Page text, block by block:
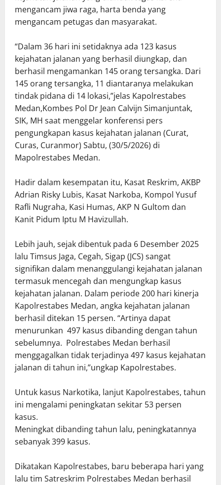
mengancam jiwa raga, harta benda yang
mengancam petugas dan masyarakat.
“Dalam 36 hari ini setidaknya ada 123 kasus
kejahatan jalanan yang berhasil diungkap, dan
berhasil mengamankan 145 orang tersangka. Dari
145 orang tersangka, 11 diantaranya melakukan
tindak pidana di 14 lokasi,”jelas Kapolrestabes
Medan,Kombes Pol Dr Jean Calvijn Simanjuntak,
SIK, MH saat menggelar konferensi pers
pengungkapan kasus kejahatan jalanan (Curat,
Curas, Curanmor) Sabtu, (30/5/2026) di
Mapolrestabes Medan.
Hadir dalam kesempatan itu, Kasat Reskrim, AKBP
Adrian Risky Lubis, Kasat Narkoba, Kompol Yusuf
Rafli Nugraha, Kasi Humas, AKP N Gultom dan
Kanit Pidum Iptu M Havizullah.
Lebih jauh, sejak dibentuk pada 6 Desember 2025
lalu Timsus Jaga, Cegah, Sigap (JCS) sangat
signifikan dalam menanggulangi kejahatan jalanan
termasuk mencegah dan mengungkap kasus
kejahatan jalanan. Dalam periode 200 hari kinerja
Kapolrestabes Medan, angka kejahatan jalanan
berhasil ditekan 15 persen. “Artinya dapat
menurunkan 497 kasus dibanding dengan tahun
sebelumnya. Polrestabes Medan berhasil
menggagalkan tidak terjadinya 497 kasus kejahatan
jalanan di tahun ini,”ungkap Kapolrestabes.
Untuk kasus Narkotika, lanjut Kapolrestabes, tahun
ini mengalami peningkatan sekitar 53 persen
kasus.
Meningkat dibanding tahun lalu, peningkatannya
sebanyak 399 kasus.
Dikatakan Kapolrestabes, baru beberapa hari yang
lalu tim Satreskrim Polrestabes Medan berhasil